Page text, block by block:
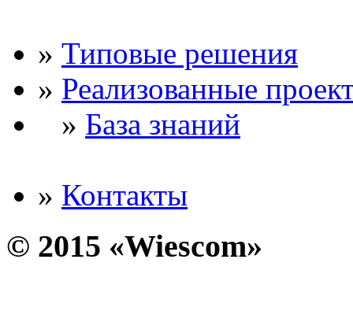
» Типовые решения
» Реализованные
» База знаний
» Контакты
© 2015 «Wiescom»